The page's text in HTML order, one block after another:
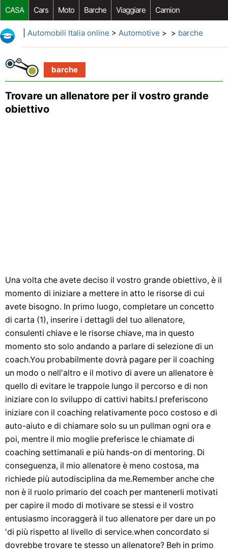
CASA Cars Moto Barche Viaggiare Camion
Riparazione Auto Acquisto Auto Car Opzioni Aftermarket
Automobili Italia online > Automotive > > barche
barche
Trovare un allenatore per il vostro grande
obiettivo
Una volta che avete deciso il vostro grande obiettivo, è il
momento di iniziare a mettere in atto le risorse di cui
avete bisogno. In primo luogo, completare un concetto
di carta (1), inserire i dettagli del tuo allenatore,
consulenti chiave e le risorse chiave, ma in questo
momento sto solo andando a parlare di selezione di un
coach.You probabilmente dovrà pagare per il coaching
un modo o nell'altro e il motivo di avere un allenatore è
quello di evitare le trappole lungo il percorso e di non
iniziare con lo sviluppo di cattivi habits.I preferiscono
iniziare con il coaching relativamente poco costoso e di
auto-aiuto e di chiamare solo su un pullman ogni ora e
poi, mentre il mio moglie preferisce le chiamate di
coaching settimanali e più hands-on di mentoring. Di
conseguenza, il mio allenatore è meno costosa, ma
richiede più autodisciplina da me.Remember anche che
non è il ruolo primario del coach per mantenerli motivati ​​
per capire il modo di motivare se stessi e il vostro
entusiasmo incoraggerà il tuo allenatore per dare un po
'di più rispetto al livello di service.when concordato si
dovrebbe trovare te stesso un allenatore? Beh in primo